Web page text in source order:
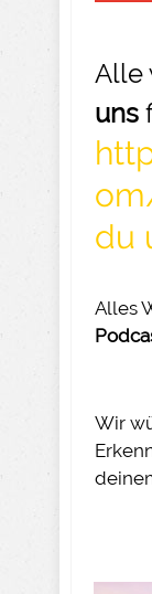
Alle
uns
du
Alles
Wir